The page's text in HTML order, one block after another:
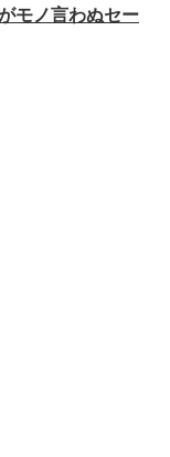
モノ言わぬセー